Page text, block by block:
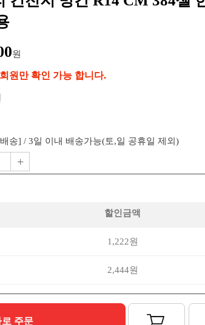
원
원만 확인 가능 합니다.
송] / 3일 이내 배송가능(토,일 공휴일 제외)
+
할인금액
1,222원
2,444원
로 주문